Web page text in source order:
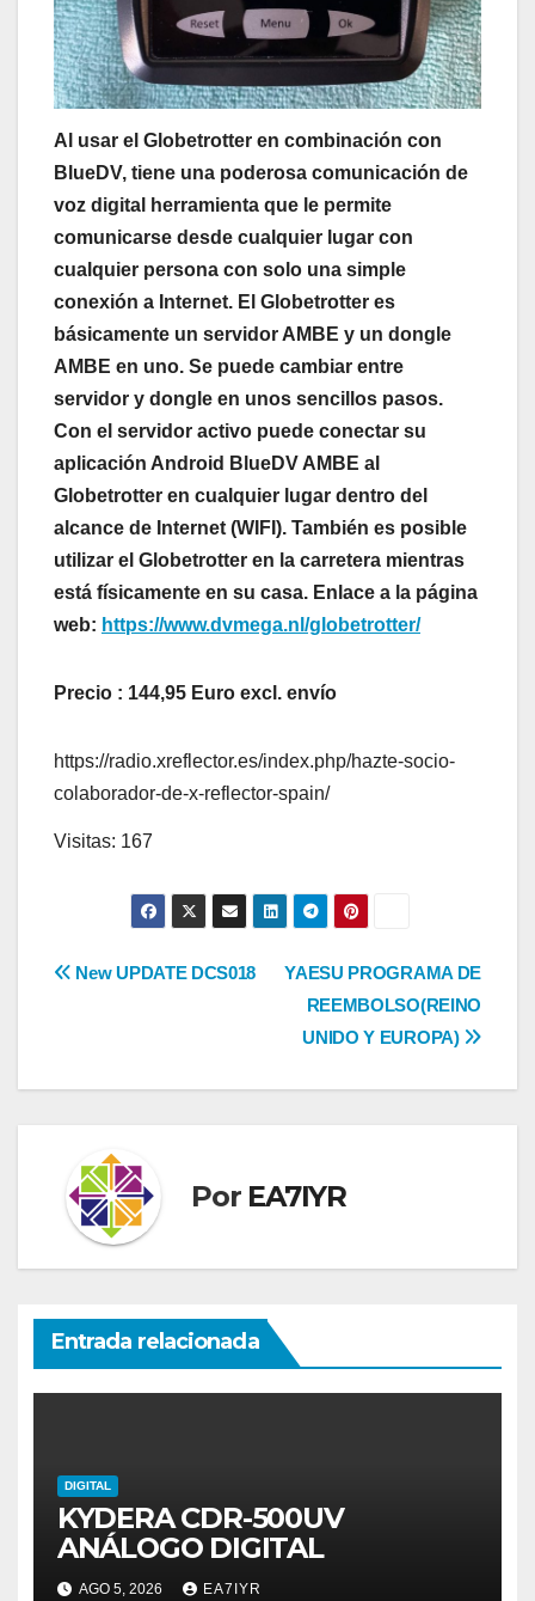
Al usar el Globetrotter en combinación con
BlueDV, tiene una poderosa comunicación de
voz digital herramienta que le permite
comunicarse desde cualquier lugar con
cualquier persona con solo una simple
conexión a Internet. El Globetrotter es
básicamente un servidor AMBE y un dongle
AMBE en uno. Se puede cambiar entre
servidor y dongle en unos sencillos pasos.
Con el servidor activo puede conectar su
aplicación Android BlueDV AMBE al
Globetrotter en cualquier lugar dentro del
alcance de Internet (WIFI). También es posible
utilizar el Globetrotter en la carretera mientras
está físicamente en su casa. Enlace a la página
web: https://www.dvmega.nl/globetrotter/
Precio : 144,95 Euro excl. envío
https://radio.xreflector.es/index.php/hazte-socio-
colaborador-de-x-reflector-spain/
Visitas: 167
Navegación
entradas
YAESU PROGRAMA DE
REEMBOLSO(REINO
UNIDO Y EUROPA)
New UPDATE DCS018
Por EA7IYR
Entrada relacionada
DIGITAL
KYDERA CDR-500UV
ANÁLOGO DIGITAL
AGO 5, 2026 EA7IYR